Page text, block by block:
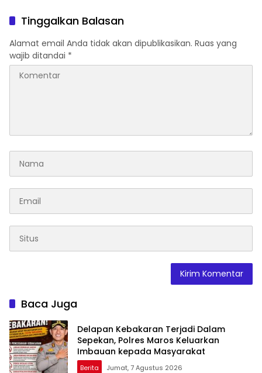
Takalar Menyalakan
Lentera Pengabdian
Melalui Malam Apresiasi
dan Inovasi Award 2026
Berprestasi
Tinggalkan Balasan
Alamat email Anda tidak akan dipublikasikan. Ruas yang
wajib ditandai *
Baca Juga
Delapan Kebakaran Terjadi Dalam
Sepekan, Polres Maros Keluarkan
Imbauan kepada Masyarakat
Berita Jumat, 7 Agustus 2026